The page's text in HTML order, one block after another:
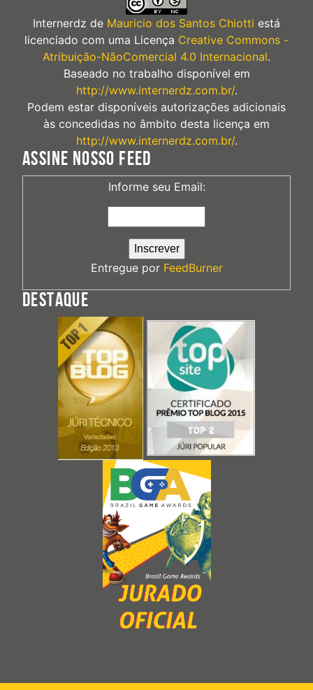
Internerdz de Mauricio dos Santos Chiotti está
licenciado com uma Licença Creative Commons -
Atribuição-NãoComercial 4.0 Internacional.
Baseado no trabalho disponível em
http://www.internerdz.com.br/.
Podem estar disponíveis autorizações adicionais
às concedidas no âmbito desta licença em
http://www.internerdz.com.br/.
ASSINE NOSSO FEED
Informe seu Email:
Entregue por FeedBurner
DESTAQUE